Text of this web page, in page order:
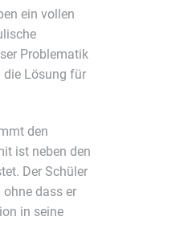
ein vollen
Problematik
die Lösung für
den
ist neben den
Der Schüler
dass er
in seine